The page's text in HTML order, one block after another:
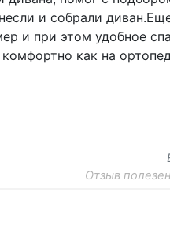
и собрали
и при этом удобное
как на
Отзыв